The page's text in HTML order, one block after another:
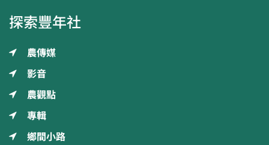
探索豐年社
農傳媒
影音
農觀點
專輯
鄉間小路